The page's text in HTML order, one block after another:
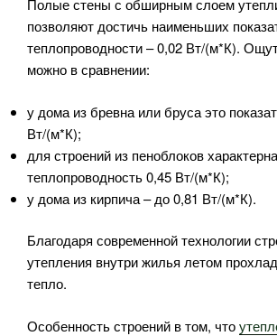
Полые стены с обширным слоем
позволяют достичь наименьших
теплопроводности – 0,02 Вт/(м*К).
можно в сравнении:
у дома из бревна или бруса это
Вт/(м*К);
для строений из пеноблоков характерна
теплопроводность 0,45 Вт/(м*К);
у дома из кирпича – до 0,81 Вт/(м*К).
Благодаря современной технологии
утепления внутри жилья летом
тепло.
Особенность строений в том, что